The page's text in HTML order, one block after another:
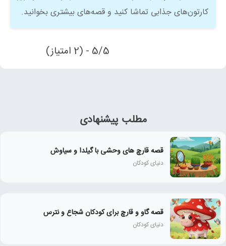
کارتون‌های جذابی تماشا کنید و قصه‌های بیشتری بخوانید.
5/5 - (2 امتیاز)
مطلب پیشنهادی
قصه قارچ های وحشی با گیلدا و سیاوش
دنیای کودکان
قصه گاو و قارچ برای کودکان شجاع و نترس
دنیای کودکان